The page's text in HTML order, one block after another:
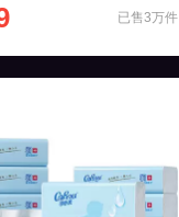
已售3万件